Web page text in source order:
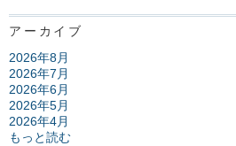
アーカイブ
2026年8月
2026年7月
2026年6月
2026年5月
2026年4月
もっと読む